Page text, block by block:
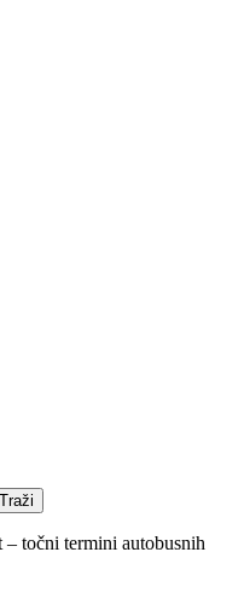
Traži
– točni termini autobusnih